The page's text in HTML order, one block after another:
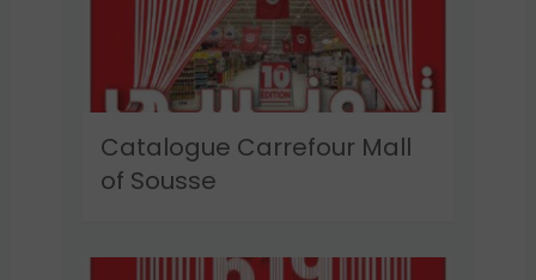
Catalogue Carrefour Mall
of Sousse